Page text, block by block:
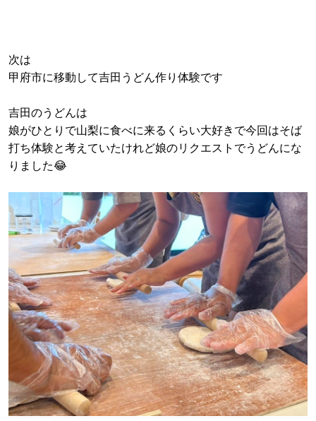
次は
甲府市に移動して吉田うどん作り体験です
吉田のうどんは
娘がひとりで山梨に食べに来るくらい大好きで今回はそば
打ち体験と考えていたけれど娘のリクエストでうどんにな
りました😂